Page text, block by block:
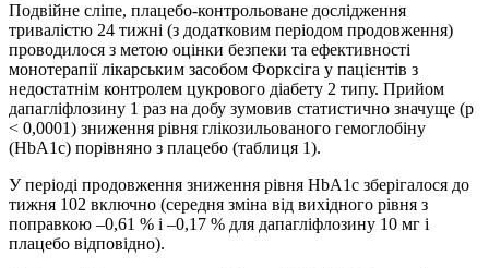
Подвійне сліпе, плацебо-контрольоване дослідження
тривалістю 24 тижні (з додатковим періодом продовження)
проводилося з метою оцінки безпеки та ефективності
монотерапії лікарським засобом Форксіга у пацієнтів з
недостатнім контролем цукрового діабету 2 типу. Прийом
дапагліфлозину 1 раз на добу зумовив статистично значуще (p
< 0,0001) зниження рівня глікозильованого гемоглобіну
(HbA1c) порівняно з плацебо (таблиця 1).
У періоді продовження зниження рівня HbA1c зберігалося до
тижня 102 включно (середня зміна від вихідного рівня з
поправкою –0,61 % і –0,17 % для дапагліфлозину 10 мг і
плацебо відповідно).